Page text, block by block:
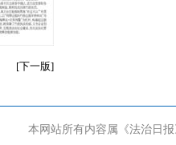
[下一版]
本网站所有内容属《法治日